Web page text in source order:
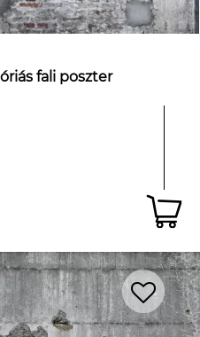
fali poszter